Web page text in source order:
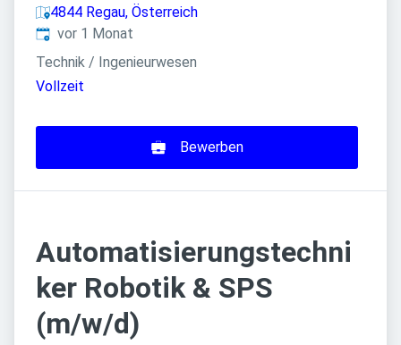
4844 Regau, Österreich
Veröffentlicht:
vor 1 Monat
Technik / Ingenieurwesen
Vollzeit
Bewerben
Automatisierungstechni
ker Robotik & SPS
(m/w/d)